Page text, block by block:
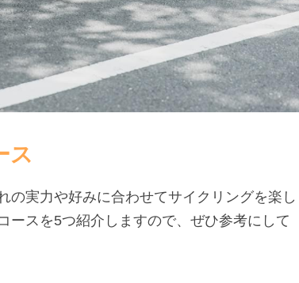
ス
の実力や好みに合わせてサイクリングを楽し
ースを5つ紹介しますので、ぜひ参考にして